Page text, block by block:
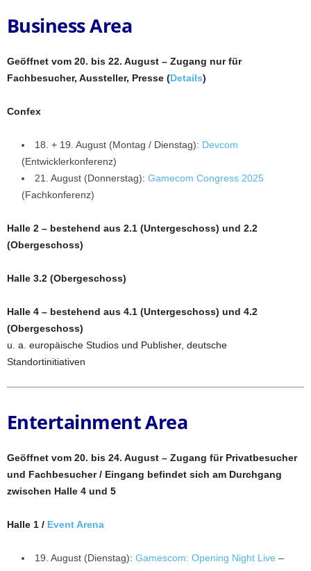
Business Area
Geöffnet vom 20. bis 22. August – Zugang nur für
Fachbesucher, Aussteller, Presse (Details)
Confex
18. + 19. August (Montag / Dienstag): Devcom
(Entwicklerkonferenz)
21. August (Donnerstag): Gamecom Congress 2025
(Fachkonferenz)
Halle 2 – bestehend aus 2.1 (Untergeschoss) und 2.2
(Obergeschoss)
Halle 3.2 (Obergeschoss)
Halle 4 – bestehend aus 4.1 (Untergeschoss) und 4.2
(Obergeschoss)
u. a. europäische Studios und Publisher, deutsche
Standortinitiativen
Entertainment Area
Geöffnet vom 20. bis 24. August – Zugang für Privatbesucher
und Fachbesucher / Eingang befindet sich am Durchgang
zwischen Halle 4 und 5
Halle 1 / Event Arena
19. August (Dienstag): Gamescom: Opening Night Live –